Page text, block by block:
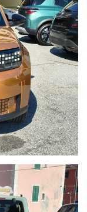
per il ripristino
trattamento
officine
di attestazione
al momento
LE AUTO
tutte le parti
il cliente,
di un’auto